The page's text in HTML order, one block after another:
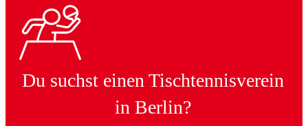
Du suchst einen Tischtennisverein
in Berlin?